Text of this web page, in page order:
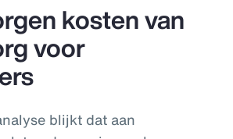
kosten van
voor
blijkt dat aan